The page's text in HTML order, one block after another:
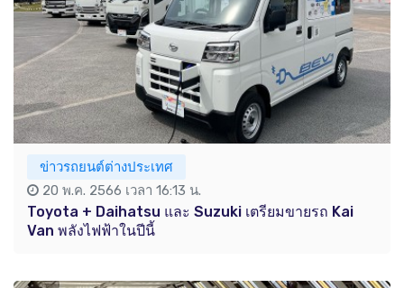
ข่าวรถยนต์ต่างประเทศ
20 พ.ค. 2566 เวลา 16:13 น.
Toyota + Daihatsu และ Suzuki เตรียมขายรถ Kai
Van พลังไฟฟ้าในปีนี้